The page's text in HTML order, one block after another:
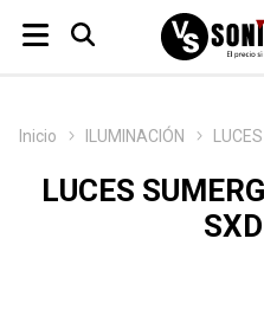
Inicio ILUMINACIÓN
LUCES